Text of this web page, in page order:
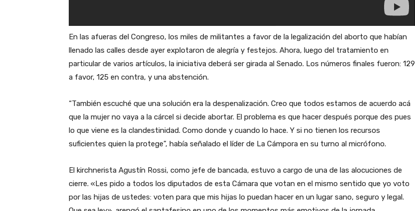
En las afueras del Congreso, los miles de militantes a favor de la legalización del aborto que habían
llenado las calles desde ayer explotaron de alegría y festejos. Ahora, luego del tratamiento en
particular de varios artículos, la iniciativa deberá ser girada al Senado. Los números finales fueron: 129
a favor, 125 en contra, y una abstención.
“También escuché que una solución era la despenalización. Creo que todos estamos de acuerdo acá
que la mujer no vaya a la cárcel si decide abortar. El problema es que hacer después porque des pues
lo que viene es la clandestinidad. Como donde y cuando lo hace. Y si no tienen los recursos
suficientes quien la protege”, había señalado el líder de La Cámpora en su turno al micrófono.
El kirchnerista Agustín Rossi, como jefe de bancada, estuvo a cargo de una de las alocuciones de
cierre. «Les pido a todos los diputados de esta Cámara que votan en el mismo sentido que yo voto
por las hijas de ustedes: voten para que mis hijas lo puedan hacer en un lugar sano, seguro y legal.